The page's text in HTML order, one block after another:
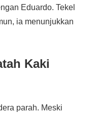
Eduardo. Tekel
ia menunjukkan
Kaki
parah. Meski